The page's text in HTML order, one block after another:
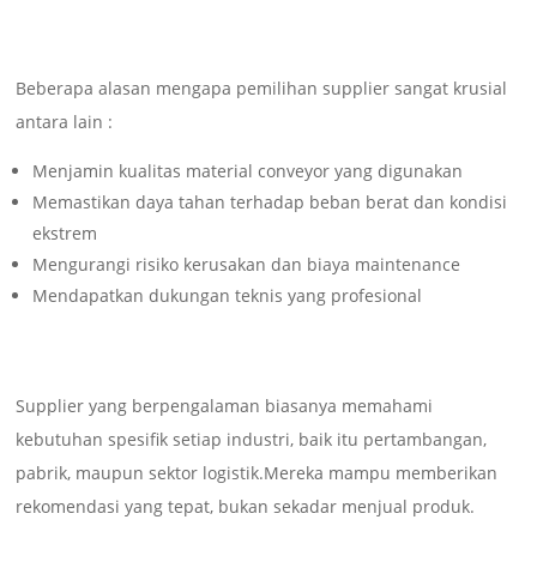
Beberapa alasan mengapa pemilihan supplier sangat krusial
antara lain :
Menjamin kualitas material conveyor yang digunakan
Memastikan daya tahan terhadap beban berat dan kondisi
ekstrem
Mengurangi risiko kerusakan dan biaya maintenance
Mendapatkan dukungan teknis yang profesional
Supplier yang berpengalaman biasanya memahami
kebutuhan spesifik setiap industri, baik itu pertambangan,
pabrik, maupun sektor logistik.Mereka mampu memberikan
rekomendasi yang tepat, bukan sekadar menjual produk.